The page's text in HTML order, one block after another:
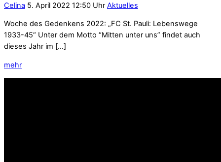
Celina 5. April 2022 12:50 Uhr Aktuelles
Woche des Gedenkens 2022: „FC St. Pauli: Lebenswege
1933-45“ Unter dem Motto “Mitten unter uns” findet auch
dieses Jahr im […]
mehr